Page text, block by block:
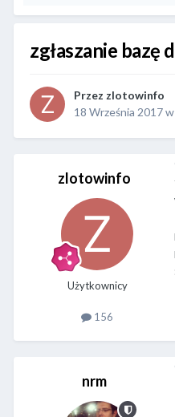
zgłaszanie bazę
Przez zlotowinfo
18 Września 2017w
zlotowinfo
Użytkownicy
156
nrm